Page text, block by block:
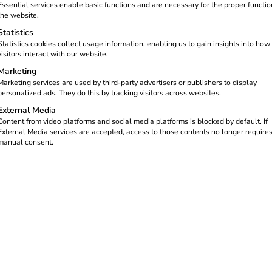
ist eine wesentliche Grundvoraussetzung für den
(LSV). Sie legt bundesweit verbindlich fest, welche
sorgfältig mit dem Thema Hardwaresicherheit
die Sicherheit der Ladeinfrastruktur zu legen.
werden, um einen sicheren und normgerechten Betrieb zu
services enable basic functions and are necessary for the proper
website.
cookies collect usage information, enabling us to gain insights into how
interact with our website.
services are used by third-party advertisers or publishers to display
ads. They do this by tracking visitors across websites.
Media
from video platforms and social media platforms is blocked by default. If
Media services are accepted, access to those contents no longer requires
consent.